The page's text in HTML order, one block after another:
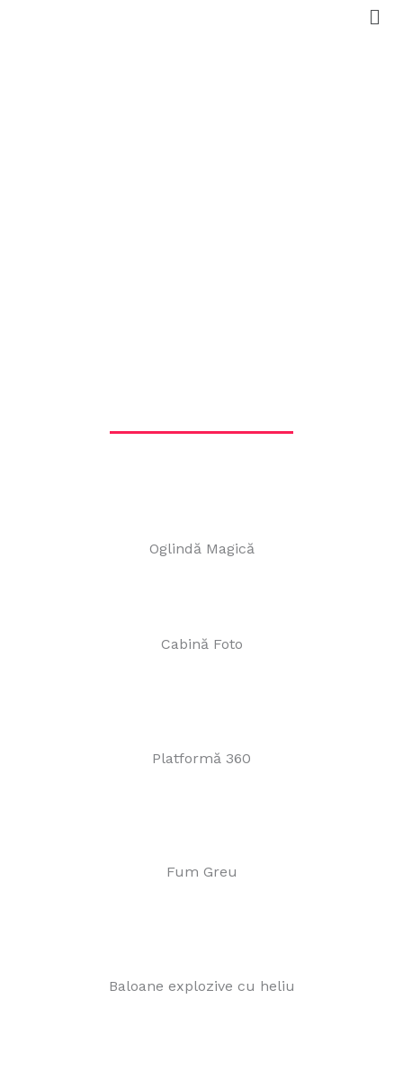
Oglindă Magică
Cabină Foto
Platformă 360
Fum Greu
Baloane explozive cu heliu